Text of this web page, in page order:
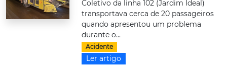
Coletivo da linha 102 (Jardim Ideal)
transportava cerca de 20 passageiros
quando apresentou um problema
durante o...
Acidente
Ler artigo